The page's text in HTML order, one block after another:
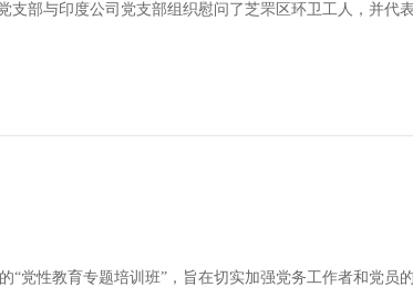
支部与印度公司党支部组织慰问了芝罘区环卫工人，并代
“党性教育专题培训班”，旨在切实加强党务工作者和党员